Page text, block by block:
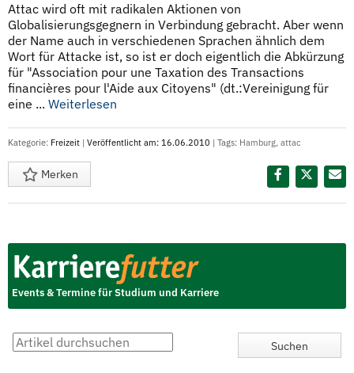
Attac wird oft mit radikalen Aktionen von
Globalisierungsgegnern in Verbindung gebracht. Aber wenn
der Name auch in verschiedenen Sprachen ähnlich dem
Wort für Attacke ist, so ist er doch eigentlich die Abkürzung
für "Association pour une Taxation des Transactions
financières pour l'Aide aux Citoyens" (dt.:Vereinigung für
eine ... Weiterlesen
Kategorie: Freizeit | Veröffentlicht am: 16.06.2010 | Tags: Hamburg, attac
Merken
Events & Termine für Studium und Karriere